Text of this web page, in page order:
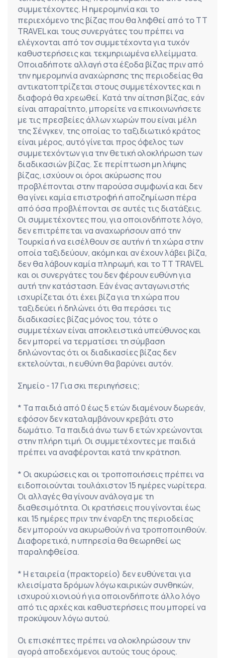
συμμετέχοντες. Η ημερομηνία και το
περιεχόμενο της βίζας που θα ληφθεί από το TT
TRAVEL και τους συνεργάτες του πρέπει να
ελέγχονται από τον συμμετέχοντα για τυχόν
καθυστερήσεις και τεκμηριωμένα ελλείμματα.
Οποιαδήποτε αλλαγή στα έξοδα βίζας πριν από
την ημερομηνία αναχώρησης της περιοδείας θα
αντικατοπτρίζεται στους συμμετέχοντες και η
διαφορά θα χρεωθεί. Κατά την αίτηση βίζας, εάν
είναι απαραίτητο, μπορείτε να επικοινωνήσετε
με τις πρεσβείες άλλων χωρών που είναι μέλη
της Σένγκεν, της οποίας το ταξιδιωτικό κράτος
είναι μέρος, αυτό γίνεται προς όφελος των
συμμετεχόντων για την θετική ολοκλήρωση των
διαδικασιών βίζας. Σε περίπτωση μη λήψης
βίζας, ισχύουν οι όροι ακύρωσης που
προβλέπονται στην παρούσα συμφωνία και δεν
θα γίνει καμία επιστροφή ή αποζημίωση πέρα
από όσα προβλέπονται σε αυτές τις διατάξεις.
Οι συμμετέχοντες που, για οποιονδήποτε λόγο,
δεν επιτρέπεται να αναχωρήσουν από την
Τουρκία ή να εισέλθουν σε αυτήν ή τη χώρα στην
οποία ταξιδεύουν, ακόμη και αν έχουν λάβει βίζα,
δεν θα λάβουν καμία πληρωμή, και το TT TRAVEL
και οι συνεργάτες του δεν φέρουν ευθύνη για
αυτή την κατάσταση. Εάν ένας ανταγωνιστής
ισχυρίζεται ότι έχει βίζα για τη χώρα που
ταξιδεύει ή δηλώνει ότι θα περάσει τις
διαδικασίες βίζας μόνος του, τότε ο
συμμετέχων είναι αποκλειστικά υπεύθυνος και
δεν μπορεί να τερματίσει τη σύμβαση
δηλώνοντας ότι οι διαδικασίες βίζας δεν
εκτελούνται, η ευθύνη θα βαρύνει αυτόν.
Σημείο - 17 Για σκι περιηγήσεις;
* Τα παιδιά από 0 έως 5 ετών διαμένουν δωρεάν,
εφόσον δεν καταλαμβάνουν κρεβάτι στο
δωμάτιο. Τα παιδιά άνω των 6 ετών χρεώνονται
στην πλήρη τιμή. Οι συμμετέχοντες με παιδιά
πρέπει να αναφέρονται κατά την κράτηση.
* Οι ακυρώσεις και οι τροποποιήσεις πρέπει να
ειδοποιούνται τουλάχιστον 15 ημέρες νωρίτερα.
Οι αλλαγές θα γίνουν ανάλογα με τη
διαθεσιμότητα. Οι κρατήσεις που γίνονται έως
και 15 ημέρες πριν την έναρξη της περιοδείας
δεν μπορούν να ακυρωθούν ή να τροποποιηθούν.
Διαφορετικά, η υπηρεσία θα θεωρηθεί ως
παραληφθείσα.
* Η εταιρεία (πρακτορείο) δεν ευθύνεται για
κλεισίματα δρόμων λόγω καιρικών συνθηκών,
ισχυρού χιονιού ή για οποιονδήποτε άλλο λόγο
από τις αρχές και καθυστερήσεις που μπορεί να
προκύψουν λόγω αυτού.
Οι επισκέπτες πρέπει να ολοκληρώσουν την
αγορά αποδεχόμενοι αυτούς τους όρους.